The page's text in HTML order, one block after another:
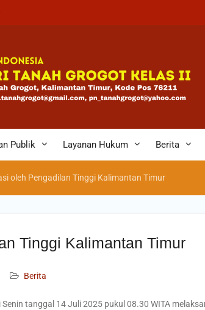
Publik Layanan Hukum Berita
oleh Pengadilan Tinggi Kalimantan Timur
Tinggi Kalimantan Timur
Berita
tanggal 14 Juli 2025 pukul 08.30 WITA